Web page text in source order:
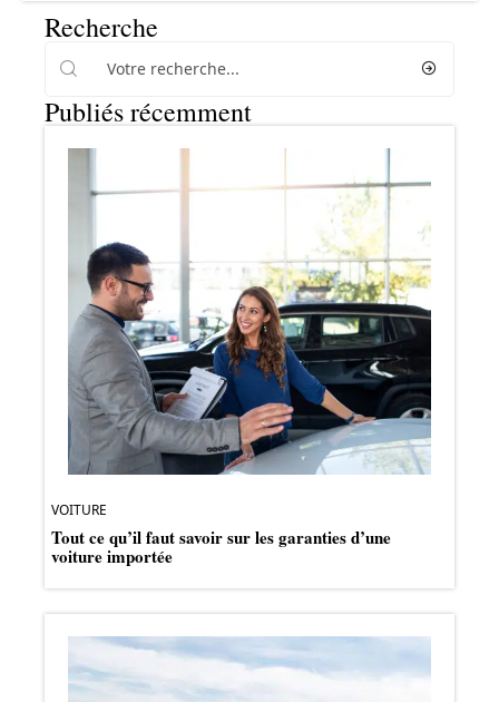
Recherche
Publiés récemment
VOITURE
Tout ce qu’il faut savoir sur les garanties d’une
voiture importée